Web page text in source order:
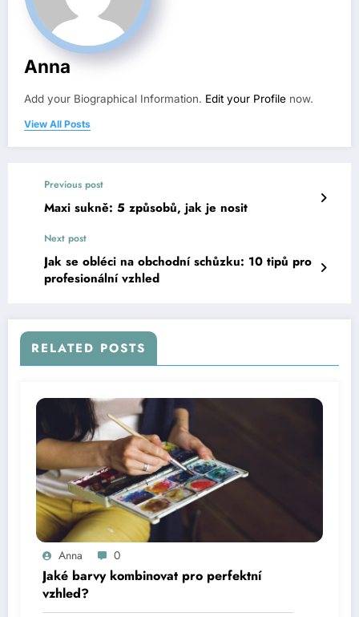
Anna
Add your Biographical Information. Edit your Profile now.
View All Posts
Previous post
Maxi sukně: 5 způsobů, jak je nosit
Next post
Jak se obléci na obchodní schůzku: 10 tipů pro
profesionální vzhled
RELATED POSTS
Anna 0
Jaké barvy kombinovat pro perfektní
vzhled?